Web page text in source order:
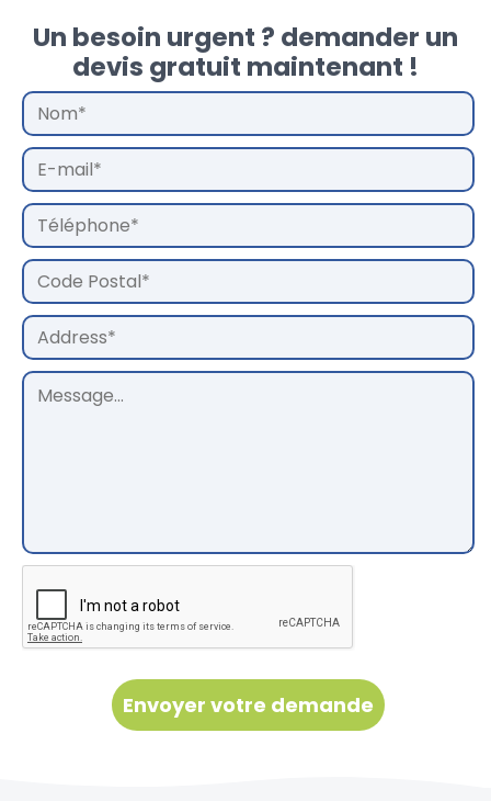
Un besoin urgent ? demander un
devis gratuit maintenant !